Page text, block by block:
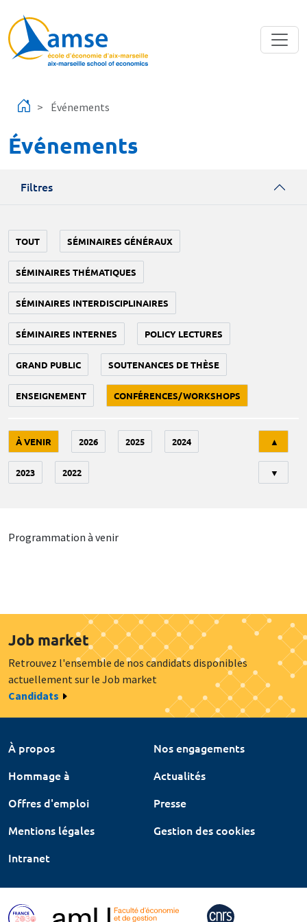
Événements
Événements
Filtres
TOUT SÉMINAIRES GÉNÉRAUX
SÉMINAIRES THÉMATIQUES
SÉMINAIRES INTERDISCIPLINAIRES
SÉMINAIRES INTERNES POLICY LECTURES
GRAND PUBLIC SOUTENANCES DE THÈSE
ENSEIGNEMENT CONFÉRENCES/WORKSHOPS
À VENIR 2026 2025 2024
2023 2022
▲
▼
Programmation à venir
Job market
Retrouvez l'ensemble de nos candidats disponibles
actuellement sur le Job market
Candidats
À propos
Nos engagements
Hommage à
Actualités
Offres d'emploi
Presse
Mentions légales
Gestion des cookies
Intranet